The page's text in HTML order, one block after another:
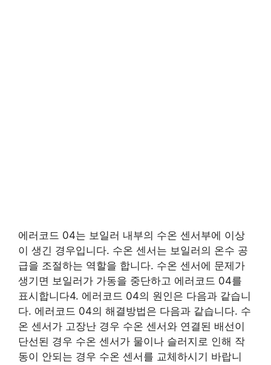
에러코드 04는 보일러 내부의 수온 센서부에 이상
이 생긴 경우입니다. 수온 센서는 보일러의 온수 공
급을 조절하는 역할을 합니다. 수온 센서에 문제가
생기면 보일러가 가동을 중단하고 에러코드 04를
표시합니다4. 에러코드 04의 원인은 다음과 같습니
다. 에러코드 04의 해결방법은 다음과 같습니다. 수
온 센서가 고장난 경우 수온 센서와 연결된 배선이
단선된 경우 수온 센서가 물이나 슬러지로 인해 작
동이 안되는 경우 수온 센서를 교체하시기 바랍니